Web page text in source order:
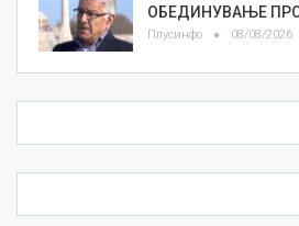
ОБЕДИНУВАЊЕ
Плусинфо 08/08/2026